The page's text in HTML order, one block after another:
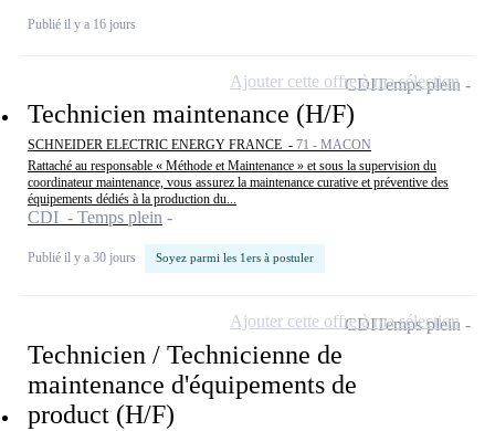
Publié il y a 16 jours
Technicien maintenance (H/F)
SCHNEIDER ELECTRIC ENERGY FRANCE - 71 - MACON
Rattaché au responsable « Méthode et Maintenance » et sous la supervision du
coordinateur maintenance, vous assurez la maintenance curative et préventive des
équipements dédiés à la production du...
CDI - Temps plein
Publié il y a 30 jours Soyez parmi les 1ers à postuler
CDITemps plein
Ajouter cette offre à ma sélection
Technicien / Technicienne de
maintenance d'équipements de
product (H/F)
CDITemps plein
Ajouter cette offre à ma sélection